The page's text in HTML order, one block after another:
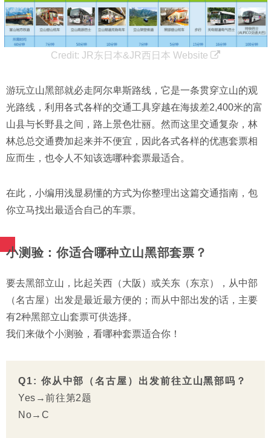
Credit: JR东日本&JR西日本 Website
游玩立山黑部就必走阿尔卑斯路线，它是一条贯穿立山的观
光路线，利用各式各样的交通工具穿越在海拔差2,400米的富
山县与长野县之间，路上景色壮丽。然而这里交通复杂，林
林总总交通费加起来并不便宜，因此各式各样的优惠套票相
应而生，也令人不知该选哪种套票最适合。
在此，小编用浅显易懂的方式为你整理出这篇交通指南，包
你立马找出最适合自己的车票。
小测验：你适合哪种立山黑部套票？
要去黑部立山，比起关西（大阪）或关东（东京），从中部
（名古屋）出发是最近最方便的；而从中部出发的话，主要
有2种黑部立山套票可供选择。
我们来做个小测验，看哪种套票适合你！
Q1: 你从中部（名古屋）出发前往立山黑部吗？
Yes→前往第2题
No→C